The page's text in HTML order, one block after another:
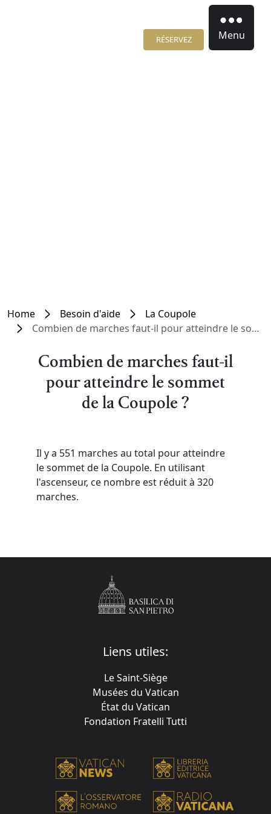
RÉSERVEZ Menu
Home Besoin d'aide
La Coupole
Combien de marches faut-il pour atteindre le sommet de la Coupole ?
Combien de marches faut-il
pour atteindre le sommet
de la Coupole ?
Il y a 551 marches au total pour atteindre
le sommet de la Coupole. En utilisant
l'ascenseur, ce nombre est réduit à 320
marches.
Liens utiles:
Le Saint-Siège
Musées du Vatican
État du Vatican
Fondation Fratelli Tutti